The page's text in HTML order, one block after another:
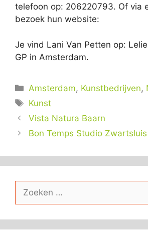
telefoon op: 206220793. Of via
bezoek hun website:
Je vind Lani Van Petten op:
GP in Amsterdam.
Categorieën
Amsterdam, Kunstbedrijven,
Tags
Kunst
Vista Natura Baarn
Bon Temps Studio Zwartsluis
naar: